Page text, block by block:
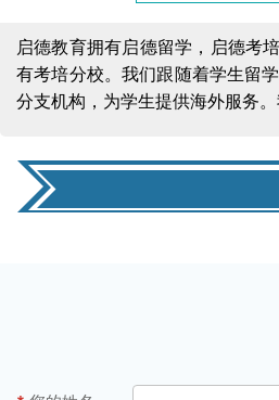
启德教育拥有启德留学，启德考
有考培分校。我们跟随着学生留
分支机构，为学生提供海外服务